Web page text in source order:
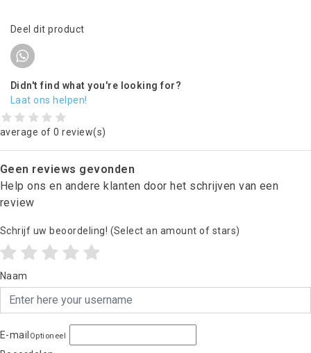
Deel dit product
Didn't find what you're looking for?
Laat ons helpen!
average of 0 review(s)
Geen reviews gevonden
Help ons en andere klanten door het schrijven van een
review
Schrijf uw beoordeling! (Select an amount of stars)
Naam
E-mail Optioneel